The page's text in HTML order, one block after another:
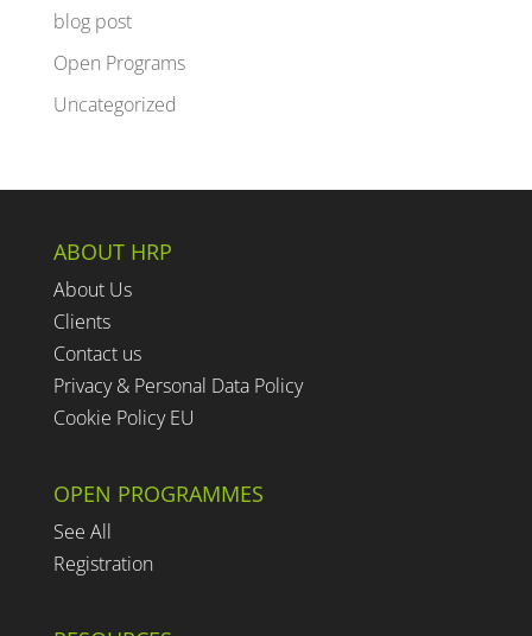
blog post
Open Programs
Uncategorized
ABOUT HRP
About Us
Clients
Contact us
Privacy & Personal Data Policy
Cookie Policy EU
OPEN PROGRAMMES
See All
Registration